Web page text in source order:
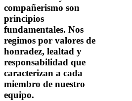
compañerismo son
principios
fundamentales. Nos
regimos por valores de
honradez, lealtad y
responsabilidad que
caracterizan a cada
miembro de nuestro
equipo.